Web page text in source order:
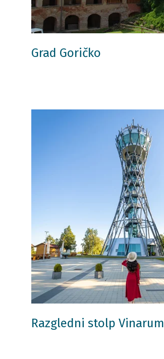
Grad Goričko
Razgledni stolp Vinarum